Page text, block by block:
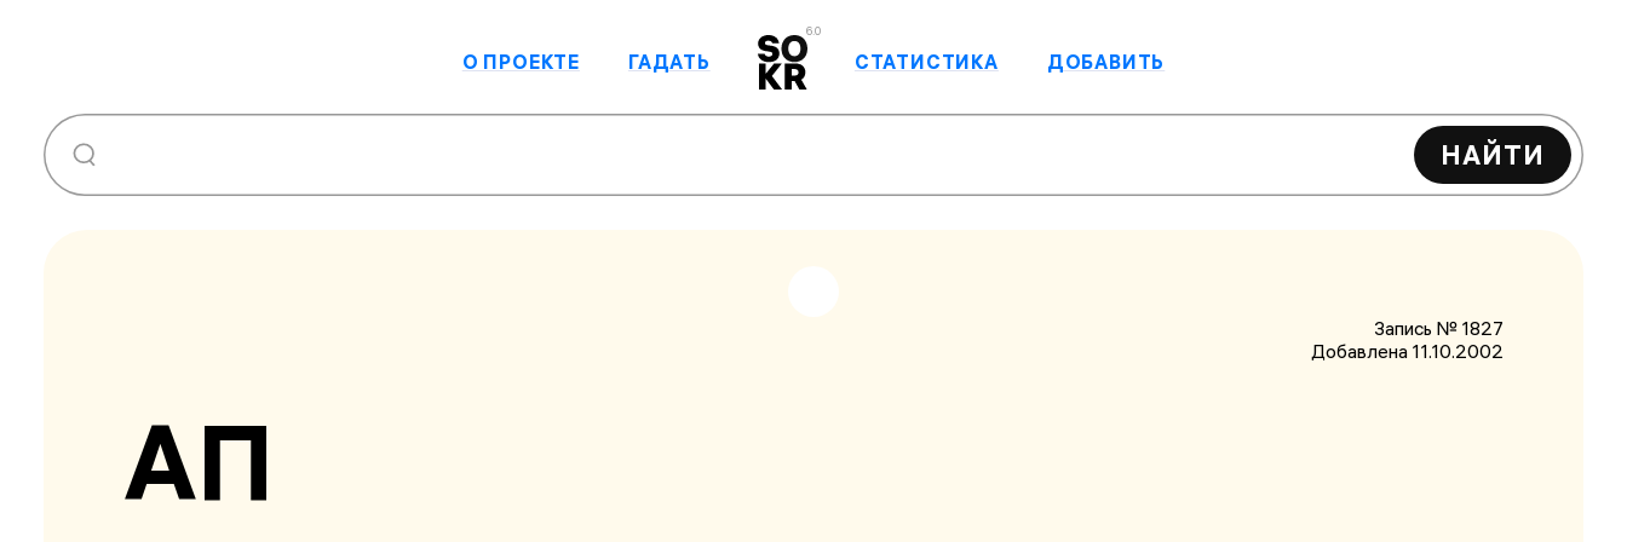
6.0
О ПРОЕКТЕ ГАДАТЬ СТАТИСТИКА ДОБАВИТЬ
НАЙТИ
Запись № 1827
Добавлена 11.10.2002
АП